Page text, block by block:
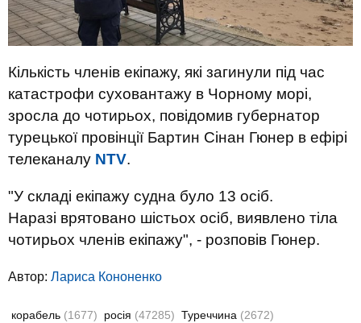
Кількість членів екіпажу, які загинули під час
катастрофи суховантажу в Чорному морі,
зросла до чотирьох, повідомив губернатор
турецької провінції Бартин Сінан Гюнер в ефірі
телеканалу NTV.
"У складі екіпажу судна було 13 осіб.
Наразі врятовано шістьох осіб, виявлено тіла
чотирьох членів екіпажу", - розповів Гюнер.
Автор: Лариса Кононенко
корабель (1677) росія (47285) Туреччина (2672)